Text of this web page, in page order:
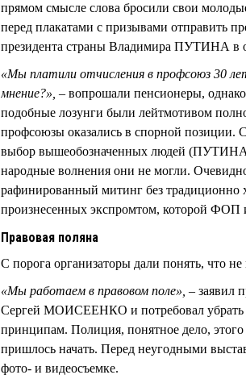
прямом смысле слова бросили свои
перед плакатами с призывами
президента страны Владимира ПУТИНА в
«Мы платили отчисления в профсоюз 30
мнение?», – вопрошали пенсионеры,
подобные лозунги были лейтмотивом
профсоюзы оказались в спорной позиции.
выбор вышеобозначенных людей (ПУТИНА,
народные волнения они не могли.
рафинированный митинг без традиционно
произнесенных экспромтом, которой ФОП
Правовая поляна
С порога организаторы дали понять, что
«Мы работаем в правовом поле», – заявил
Сергей МОИСЕЕНКО и потребовал убрать
принципам. Полиция, понятное дело, этого
пришлось начать. Перед неугодными
фото- и видеосъемке.